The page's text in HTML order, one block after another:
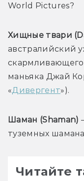
World Pictures?
Хищные твари
австралийский
маньяка Джай
«Дивергент»).
Шаман (Shaman)
туземных
Читайте